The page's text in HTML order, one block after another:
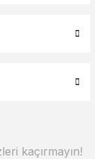
kaçırmayın!